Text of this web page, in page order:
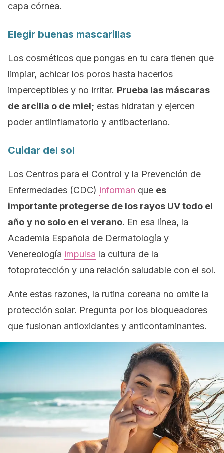
capa córnea.
Elegir buenas mascarillas
Los cosméticos que pongas en tu cara tienen que
limpiar, achicar los poros hasta hacerlos
imperceptibles y no irritar. Prueba las máscaras
de arcilla o de miel; estas hidratan y ejercen
poder antiinflamatorio y antibacteriano.
Cuidar del sol
Los Centros para el Control y la Prevención de
Enfermedades (CDC) informan que es
importante protegerse de los rayos UV todo el
año y no solo en el verano. En esa línea, la
Academia Española de Dermatología y
Venereología impulsa la cultura de la
fotoprotección y una relación saludable con el sol.
Ante estas razones, la rutina coreana no omite la
protección solar. Pregunta por los bloqueadores
que fusionan antioxidantes y anticontaminantes.